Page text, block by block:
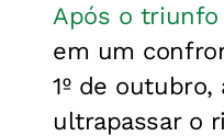
Após o triunfo
em um
1º de
ultrapassar o